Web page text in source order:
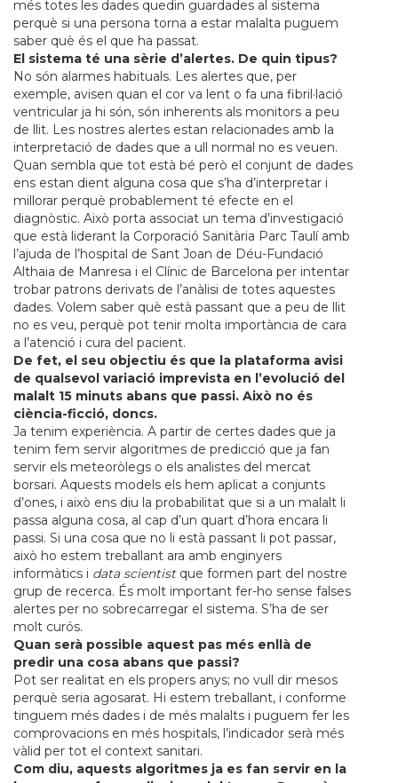
més totes les dades quedin guardades al sistema
perquè si una persona torna a estar malalta puguem
saber què és el que ha passat.
El sistema té una sèrie d’alertes. De quin tipus?
No són alarmes habituals. Les alertes que, per
exemple, avisen quan el cor va lent o fa una fibril·lació
ventricular ja hi són, són inherents als monitors a peu
de llit. Les nostres alertes estan relacionades amb la
interpretació de dades que a ull normal no es veuen.
Quan sembla que tot està bé però el conjunt de dades
ens estan dient alguna cosa que s’ha d’interpretar i
millorar perquè probablement té efecte en el
diagnòstic. Això porta associat un tema d’investigació
que està liderant la Corporació Sanitària Parc Taulí amb
l’ajuda de l’hospital de Sant Joan de Déu-Fundació
Althaia de Manresa i el Clínic de Barcelona per intentar
trobar patrons derivats de l’anàlisi de totes aquestes
dades. Volem saber què està passant que a peu de llit
no es veu, perquè pot tenir molta importància de cara
a l’atenció i cura del pacient.
De fet, el seu objectiu és que la plataforma avisi
de qualsevol variació imprevista en l’evolució del
malalt 15 minuts abans que passi. Això no és
ciència-ficció, doncs.
Ja tenim experiència. A partir de certes dades que ja
tenim fem servir algoritmes de predicció que ja fan
servir els meteoròlegs o els analistes del mercat
borsari. Aquests models els hem aplicat a conjunts
d’ones, i això ens diu la probabilitat que si a un malalt li
passa alguna cosa, al cap d’un quart d’hora encara li
passi. Si una cosa que no li està passant li pot passar,
això ho estem treballant ara amb enginyers
informàtics i data scientistque formen part del nostre
grup de recerca. És molt important fer-ho sense falses
alertes per no sobrecarregar el sistema. S’ha de ser
molt curós.
Quan serà possible aquest pas més enllà de
predir una cosa abans que passi?
Pot ser realitat en els propers anys; no vull dir mesos
perquè seria agosarat. Hi estem treballant, i conforme
tinguem més dades i de més malalts i puguem fer les
comprovacions en més hospitals, l’indicador serà més
vàlid per tot el context sanitari.
Com diu, aquests algoritmes ja es fan servir en la